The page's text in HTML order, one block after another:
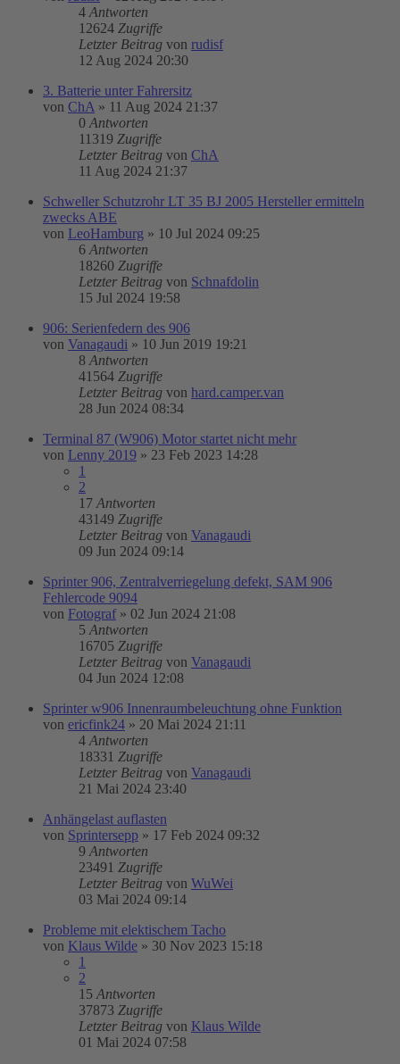
4 Antworten
12624 Zugriffe
Letzter Beitrag von rudisf
12 Aug 2024 20:30
3. Batterie unter Fahrersitz
von ChA » 11 Aug 2024 21:37
0 Antworten
11319 Zugriffe
Letzter Beitrag von ChA
11 Aug 2024 21:37
Schweller Schutzrohr LT 35 BJ 2005 Hersteller ermitteln
zwecks ABE
von LeoHamburg » 10 Jul 2024 09:25
6 Antworten
18260 Zugriffe
Letzter Beitrag von Schnafdolin
15 Jul 2024 19:58
906: Serienfedern des 906
von Vanagaudi » 10 Jun 2019 19:21
8 Antworten
41564 Zugriffe
Letzter Beitrag von hard.camper.van
28 Jun 2024 08:34
Terminal 87 (W906) Motor startet nicht mehr
von Lenny 2019 » 23 Feb 2023 14:28
1
2
17 Antworten
43149 Zugriffe
Letzter Beitrag von Vanagaudi
09 Jun 2024 09:14
Sprinter 906, Zentralverriegelung defekt, SAM 906
Fehlercode 9094
von Fotograf » 02 Jun 2024 21:08
5 Antworten
16705 Zugriffe
Letzter Beitrag von Vanagaudi
04 Jun 2024 12:08
Sprinter w906 Innenraumbeleuchtung ohne Funktion
von ericfink24 » 20 Mai 2024 21:11
4 Antworten
18331 Zugriffe
Letzter Beitrag von Vanagaudi
21 Mai 2024 23:40
Anhängelast auflasten
von Sprintersepp » 17 Feb 2024 09:32
9 Antworten
23491 Zugriffe
Letzter Beitrag von WuWei
03 Mai 2024 09:14
Probleme mit elektischem Tacho
von Klaus Wilde » 30 Nov 2023 15:18
1
2
15 Antworten
37873 Zugriffe
Letzter Beitrag von Klaus Wilde
01 Mai 2024 07:58